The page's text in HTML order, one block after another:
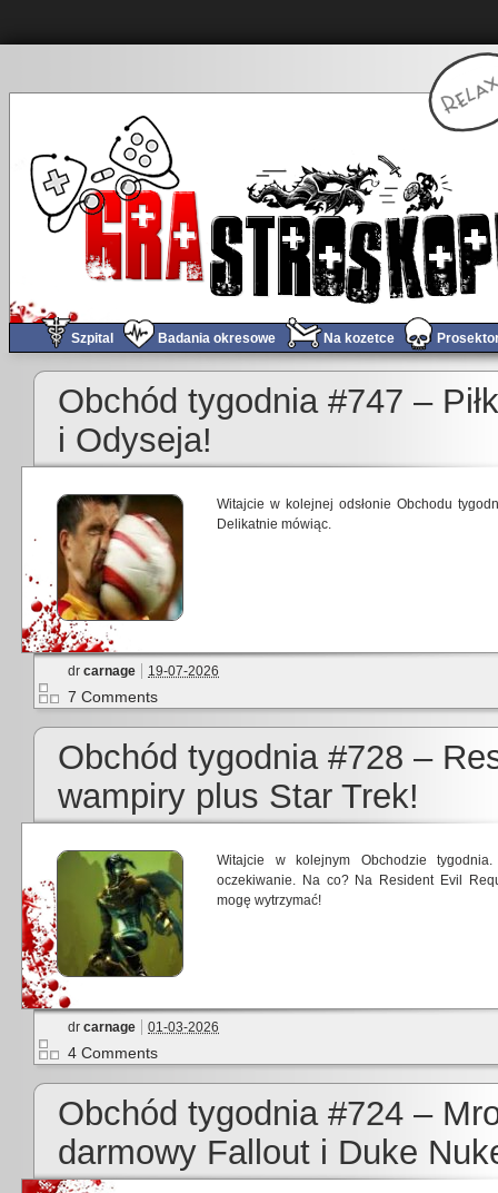
Szpital Badania okresowe Na kozetce
Obchód tygodnia #747 –
i Odyseja!
Witajcie w kolejnej odsłonie Obchodu
Delikatnie mówiąc.
dr carnage 19-07-2026
7 Comments
Obchód tygodnia #728 –
wampiry plus Star Trek!
Witajcie w kolejnym Obchodzie
oczekiwanie. Na co? Na Resident Evil
mogę wytrzymać!
dr carnage 01-03-2026
4 Comments
Obchód tygodnia #724 –
darmowy Fallout i Duke